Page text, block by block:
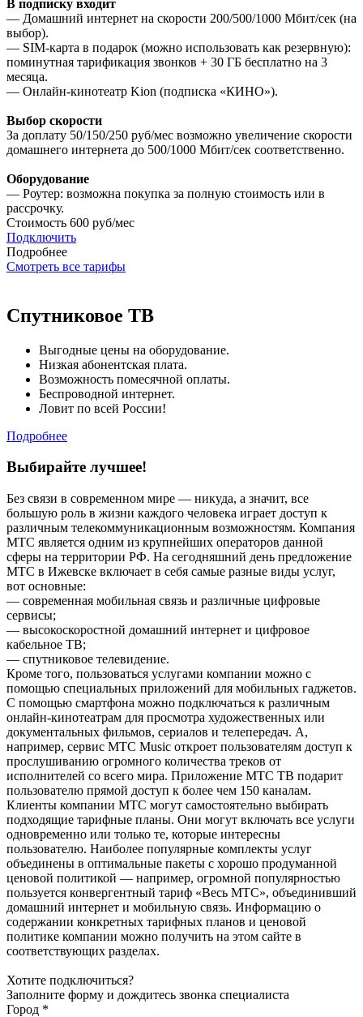
В подписку входит
— Домашний интернет на скорости 200/500/1000 Мбит/сек (на
выбор).
— SIM-карта в подарок (можно использовать как резервную):
поминутная тарификация звонков + 30 ГБ бесплатно на 3
месяца.
— Онлайн-кинотеатр Kion (подписка «КИНО»).
Выбор скорости
За доплату 50/150/250 руб/мес возможно увеличение скорости
домашнего интернета до 500/1000 Мбит/сек соответственно.
Оборудование
— Роутер: возможна покупка за полную стоимость или в
рассрочку.
Стоимость 600 руб/мес
Подключить
Подробнее
Смотреть все тарифы
Спутниковое ТВ
Выгодные цены на оборудование.
Низкая абонентская плата.
Возможность помесячной оплаты.
Беспроводной интернет.
Ловит по всей России!
Подробнее
Выбирайте лучшее!
Без связи в современном мире — никуда, а значит, все
большую роль в жизни каждого человека играет доступ к
различным телекоммуникационным возможностям. Компания
МТС является одним из крупнейших операторов данной
сферы на территории РФ. На сегодняшний день предложение
МТС в Ижевске включает в себя самые разные виды услуг,
вот основные:
— современная мобильная связь и различные цифровые
сервисы;
— высокоскоростной домашний интернет и цифровое
кабельное ТВ;
— спутниковое телевидение.
Кроме того, пользоваться услугами компании можно с
помощью специальных приложений для мобильных гаджетов.
С помощью смартфона можно подключаться к различным
онлайн-кинотеатрам для просмотра художественных или
документальных фильмов, сериалов и телепередач. А,
например, сервис МТС Music откроет пользователям доступ к
прослушиванию огромного количества треков от
исполнителей со всего мира. Приложение МТС ТВ подарит
пользователю прямой доступ к более чем 150 каналам.
Клиенты компании МТС могут самостоятельно выбирать
подходящие тарифные планы. Они могут включать все услуги
одновременно или только те, которые интересны
пользователю. Наиболее популярные комплекты услуг
объединены в оптимальные пакеты с хорошо продуманной
ценовой политикой — например, огромной популярностью
пользуется конвергентный тариф «Весь МТС», объединивший
домашний интернет и мобильную связь. Информацию о
содержании конкретных тарифных планов и ценовой
политике компании можно получить на этом сайте в
соответствующих разделах.
Хотите подключиться?
Заполните форму и дождитесь звонка специалиста
Город *